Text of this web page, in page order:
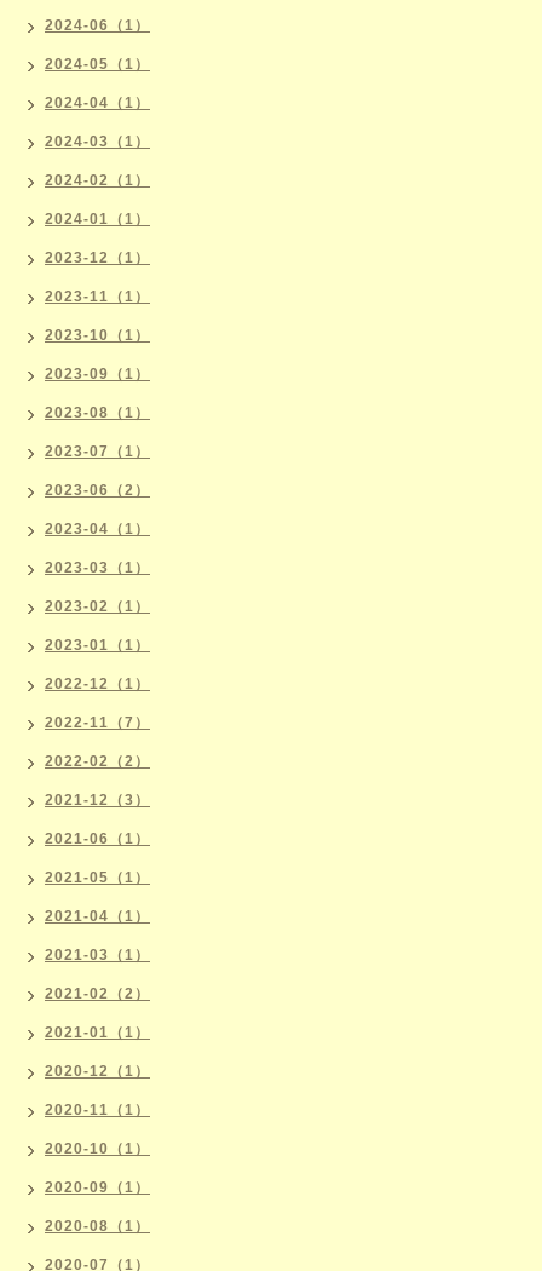
2024-06（1）
2024-05（1）
2024-04（1）
2024-03（1）
2024-02（1）
2024-01（1）
2023-12（1）
2023-11（1）
2023-10（1）
2023-09（1）
2023-08（1）
2023-07（1）
2023-06（2）
2023-04（1）
2023-03（1）
2023-02（1）
2023-01（1）
2022-12（1）
2022-11（7）
2022-02（2）
2021-12（3）
2021-06（1）
2021-05（1）
2021-04（1）
2021-03（1）
2021-02（2）
2021-01（1）
2020-12（1）
2020-11（1）
2020-10（1）
2020-09（1）
2020-08（1）
2020-07（1）